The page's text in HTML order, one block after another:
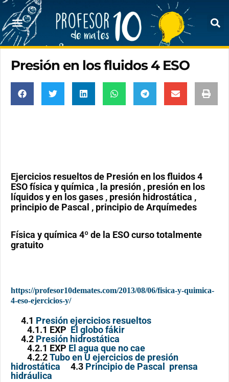
Presión en los fluidos 4 ESO
Ejercicios resueltos de Presión en los fluidos 4
ESO física y química , la presión , presión en los
líquidos y en los gases , presión hidrostática ,
principio de Pascal , principio de Arquímedes
Física y química 4º de la ESO curso totalmente
gratuito
https://profesor10demates.com/2013/08/06/fisica-y-quimica-
4-eso-ejercicios-y/
4.1 Presión ejercicios resueltos
4.1.1 EXP El globo fákir
4.2 Presión hidrostática
4.2.1 EXP El agua que no cae
4.2.2Tubo en U ejercicios de presión
hidrostática 4.3 Principio de Pascal prensa
hidráulica